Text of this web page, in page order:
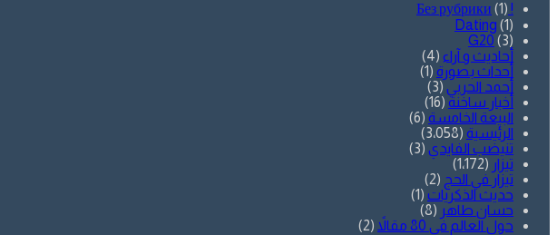
! Без рубрики
(1)
Dating (1)
G20 (3)
أحاديث و آراء (4)
أحداث بصورة (1)
أحمد الحربي (3)
أخبار ساخنة (16)
البيعة الخامسة (6)
الرئيسية (3٬058)
تنيضب الفايدي (3)
تيزار (1٬172)
تيزار في الحج (2)
حديث الذكريات (1)
حسان طاهر (8)
حول العالم في 80 مقالاً
(2)